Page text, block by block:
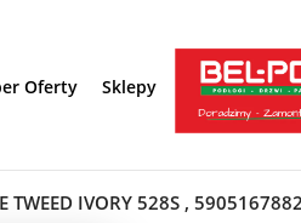
Oferty Sklepy